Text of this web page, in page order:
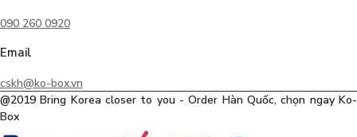
090 260 0920
Email
cskh@ko-box.vn
@2019 Bring Korea closer to you - Order Hàn Quốc, chọn ngay Ko-
Box